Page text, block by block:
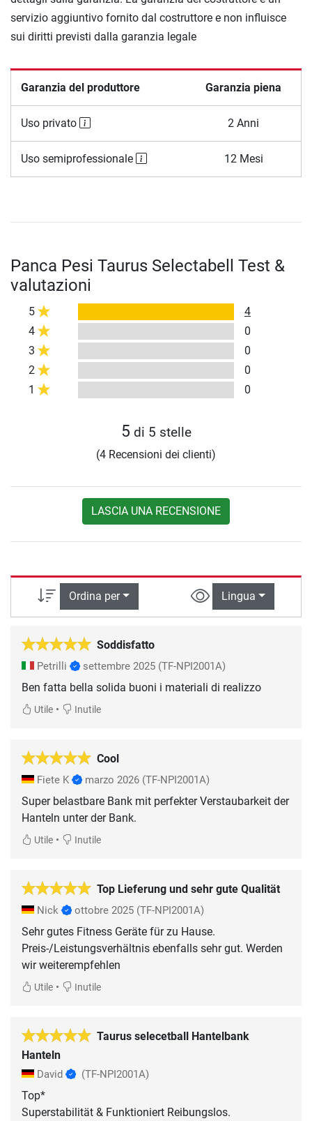
servizio aggiuntivo fornito dal costruttore e non influisce
sui diritti previsti dalla garanzia legale
Garanzia del produttore Garanzia piena
Uso privato 2 Anni
Uso semiprofessionale 12 Mesi
Panca Pesi Taurus Selectabell Test &
valutazioni
5
4
4
0
3
0
2
0
1
0
5 di 5 stelle
(4 Recensioni dei clienti)
LASCIA UNA RECENSIONE
Ordina per Lingua
Soddisfatto
Petrilli settembre 2025 (TF-NPI2001A)
Ben fatta bella solida buoni i materiali di realizzo
Utile • Inutile
Cool
Fiete K marzo 2026 (TF-NPI2001A)
Super belastbare Bank mit perfekter Verstaubarkeit der
Hanteln unter der Bank.
Utile • Inutile
Top Lieferung und sehr gute Qualität
Nick ottobre 2025 (TF-NPI2001A)
Sehr gutes Fitness Geräte für zu Hause.
Preis-/Leistungsverhältnis ebenfalls sehr gut. Werden
wir weiterempfehlen
Utile • Inutile
Taurus selecetball Hantelbank
Hanteln
David (TF-NPI2001A)
Top*
Superstabilität & Funktioniert Reibungslos.